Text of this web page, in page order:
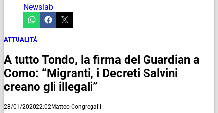
Newslab
ATTUALITÀ
A tutto Tondo, la firma del Guardian a
Como: “Migranti, i Decreti Salvini
creano gli illegali”
28/01/202022:02Matteo Congregalli